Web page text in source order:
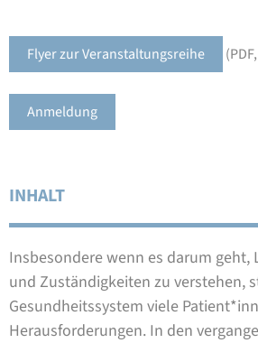
Flyer zur Veranstaltungsreihe
Anmeldung
INHALT
Insbesondere wenn es darum geht,
und Zuständigkeiten zu verstehen,
Gesundheitssystem viele
Herausforderungen. In den